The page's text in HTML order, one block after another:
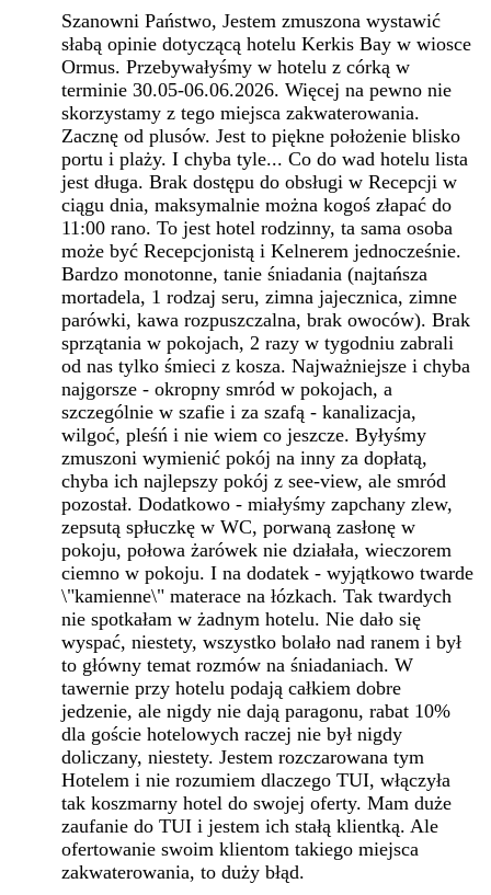
Szanowni Państwo, Jestem zmuszona wystawić
słabą opinie dotyczącą hotelu Kerkis Bay w wiosce
Ormus. Przebywałyśmy w hotelu z córką w
terminie 30.05-06.06.2026. Więcej na pewno nie
skorzystamy z tego miejsca zakwaterowania.
Zacznę od plusów. Jest to piękne położenie blisko
portu i plaży. I chyba tyle... Co do wad hotelu lista
jest długa. Brak dostępu do obsługi w Recepcji w
ciągu dnia, maksymalnie można kogoś złapać do
11:00 rano. To jest hotel rodzinny, ta sama osoba
może być Recepcjonistą i Kelnerem jednocześnie.
Bardzo monotonne, tanie śniadania (najtańsza
mortadela, 1 rodzaj seru, zimna jajecznica, zimne
parówki, kawa rozpuszczalna, brak owoców). Brak
sprzątania w pokojach, 2 razy w tygodniu zabrali
od nas tylko śmieci z kosza. Najważniejsze i chyba
najgorsze - okropny smród w pokojach, a
szczególnie w szafie i za szafą - kanalizacja,
wilgoć, pleśń i nie wiem co jeszcze. Byłyśmy
zmuszoni wymienić pokój na inny za dopłatą,
chyba ich najlepszy pokój z see-view, ale smród
pozostał. Dodatkowo - miałyśmy zapchany zlew,
zepsutą spłuczkę w WC, porwaną zasłonę w
pokoju, połowa żarówek nie działała, wieczorem
ciemno w pokoju. I na dodatek - wyjątkowo twarde
\"kamienne\" materace na łózkach. Tak twardych
nie spotkałam w żadnym hotelu. Nie dało się
wyspać, niestety, wszystko bolało nad ranem i był
to główny temat rozmów na śniadaniach. W
tawernie przy hotelu podają całkiem dobre
jedzenie, ale nigdy nie dają paragonu, rabat 10%
dla goście hotelowych raczej nie był nigdy
doliczany, niestety. Jestem rozczarowana tym
Hotelem i nie rozumiem dlaczego TUI, włączyła
tak koszmarny hotel do swojej oferty. Mam duże
zaufanie do TUI i jestem ich stałą klientką. Ale
ofertowanie swoim klientom takiego miejsca
zakwaterowania, to duży błąd.